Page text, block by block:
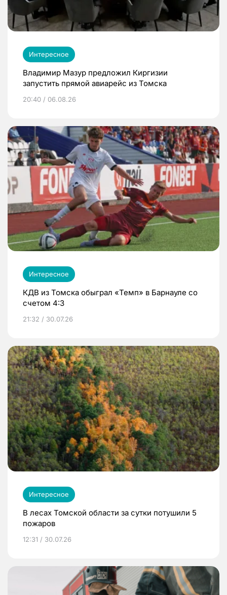
Интересное
Владимир Мазур предложил Киргизии
запустить прямой авиарейс из Томска
20:40 / 06.08.26
Интересное
КДВ из Томска обыграл «Темп» в Барнауле со
счетом 4:3
21:32 / 30.07.26
Интересное
В лесах Томской области за сутки потушили 5
пожаров
12:31 / 30.07.26